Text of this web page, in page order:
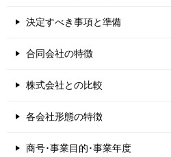
決定すべき事項と準備
合同会社の特徴
株式会社との比較
各会社形態の特徴
商号･事業目的･事業年度